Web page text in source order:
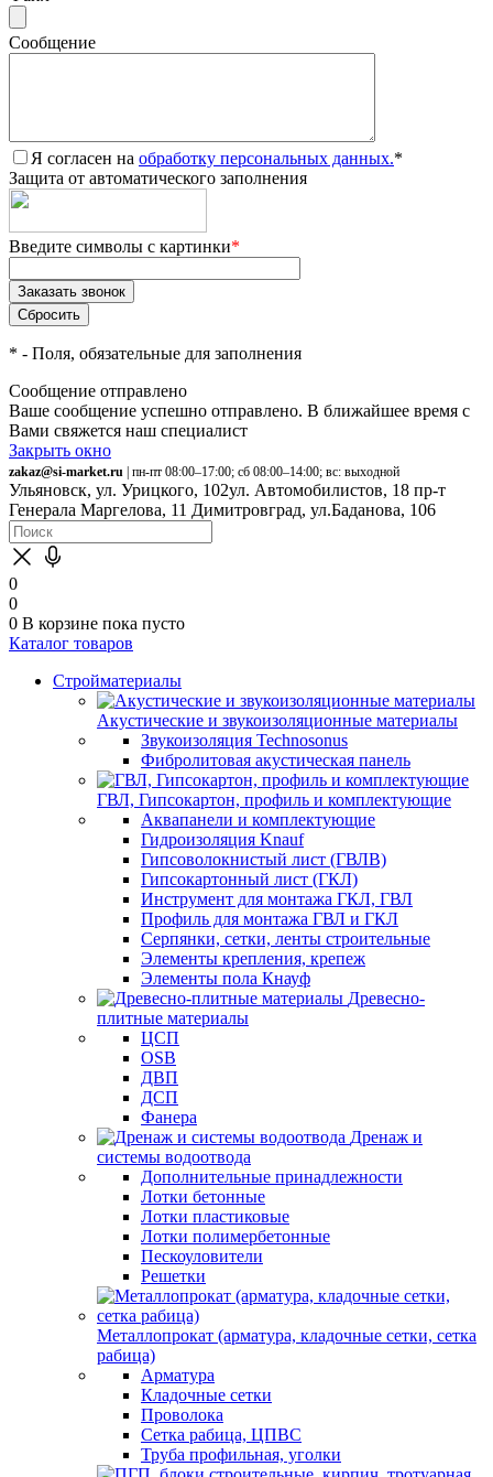
Сообщение
Я согласен на обработку персональных данных.*
Защита от автоматического заполнения
Введите символы с картинки*
* - Поля, обязательные для заполнения
Сообщение отправлено
Ваше сообщение успешно отправлено. В ближайшее время с
Вами свяжется наш специалист
Закрыть окно
zakaz@si-market.ru | пн-пт 08:00–17:00; сб 08:00–14:00; вс: выходной
Ульяновск, ул. Урицкого, 102ул. Автомобилистов, 18 пр-т
Генерала Маргелова, 11 Димитровград, ул.Баданова, 106
0
0
0 В корзине пока пусто
Каталог товаров
Стройматериалы
Акустические и звукоизоляционные материалы
Звукоизоляция Technosonus
Фибролитовая акустическая панель
ГВЛ, Гипсокартон, профиль и комплектующие
Аквапанели и комплектующие
Гидроизоляция Knauf
Гипсоволокнистый лист (ГВЛВ)
Гипсокартонный лист (ГКЛ)
Инструмент для монтажа ГКЛ, ГВЛ
Профиль для монтажа ГВЛ и ГКЛ
Серпянки, сетки, ленты строительные
Элементы крепления, крепеж
Элементы пола Кнауф
Древесно-
плитные материалы
ЦСП
OSB
ДВП
ДСП
Фанера
Дренаж и
системы водоотвода
Дополнительные принадлежности
Лотки бетонные
Лотки пластиковые
Лотки полимербетонные
Пескоуловители
Решетки
Металлопрокат (арматура, кладочные сетки, сетка
рабица)
Арматура
Кладочные сетки
Проволока
Сетка рабица, ЦПВС
Труба профильная, уголки